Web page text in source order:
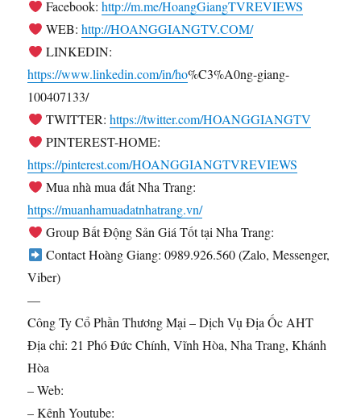
Facebook: http://m.me/HoangGiangTVREVIEWS
WEB: http://HOANGGIANGTV.COM/
LINKEDIN:
https://www.linkedin.com/in/ho%C3%A0ng-giang-
100407133/
TWITTER: https://twitter.com/HOANGGIANGTV
PINTEREST-HOME:
https://pinterest.com/HOANGGIANGTVREVIEWS
Mua nhà mua đất Nha Trang:
https://muanhamuadatnhatrang.vn/
Group Bất Động Sản Giá Tốt tại Nha Trang:
Contact Hoàng Giang: 0989.926.560 (Zalo, Messenger,
Viber)
—
Công Ty Cổ Phần Thương Mại – Dịch Vụ Địa Ốc AHT
Địa chỉ: 21 Phó Đức Chính, Vĩnh Hòa, Nha Trang, Khánh
Hòa
– Web:
– Kênh Youtube: